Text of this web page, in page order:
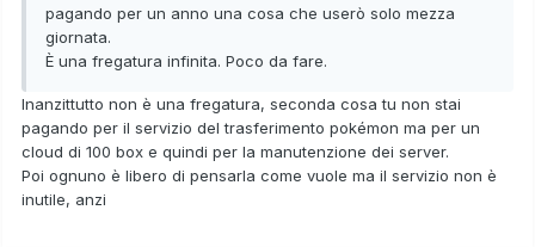
pagando per un anno una cosa che userò solo mezza
giornata.
È una fregatura infinita. Poco da fare.
Inanzittutto non è una fregatura, seconda cosa tu non stai
pagando per il servizio del trasferimento pokémon ma per un
cloud di 100 box e quindi per la manutenzione dei server.
Poi ognuno è libero di pensarla come vuole ma il servizio non è
inutile, anzi